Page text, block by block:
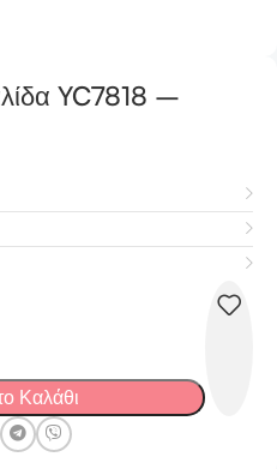
YC7818 –
Καλάθι